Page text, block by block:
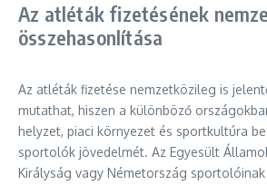
Az atléták fizetésének
összehasonlítása
Az atléták fizetése nemzetközileg is
mutathat, hiszen a különböző
helyzet, piaci környezet és sportkultúra
sportolók jövedelmét. Az Egyesült
Királyság vagy Németország